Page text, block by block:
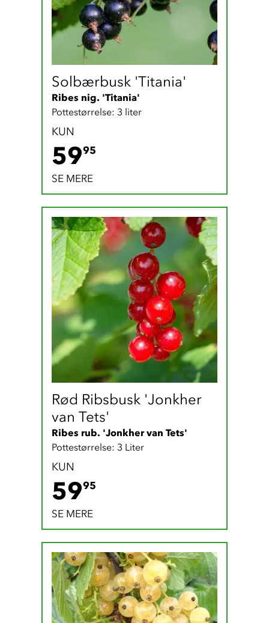
Solbærbusk 'Titania'
Ribes nig. 'Titania'
Pottestørrelse: 3 liter
KUN
5995
SE MERE
Rød Ribsbusk 'Jonkher
van Tets'
Ribes rub. 'Jonkher van Tets'
Pottestørrelse: 3 Liter
KUN
5995
SE MERE